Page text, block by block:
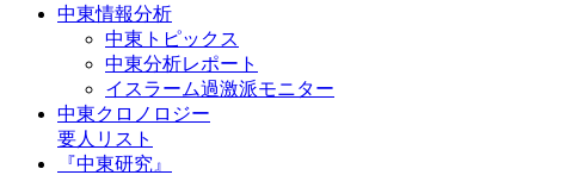
中東情報分析
中東トピックス
中東分析レポート
イスラーム過激派モニター
中東クロノロジー
要人リスト
『中東研究』